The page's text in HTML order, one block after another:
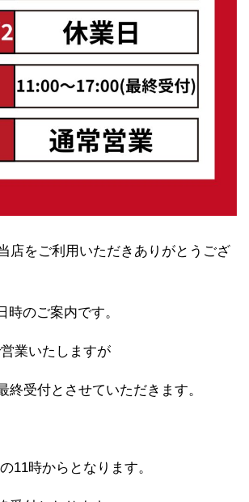
店をご利用いただきありがとうござ
時のご案内です。
業いたしますが
終受付とさせていただきます。
11時からとなります。